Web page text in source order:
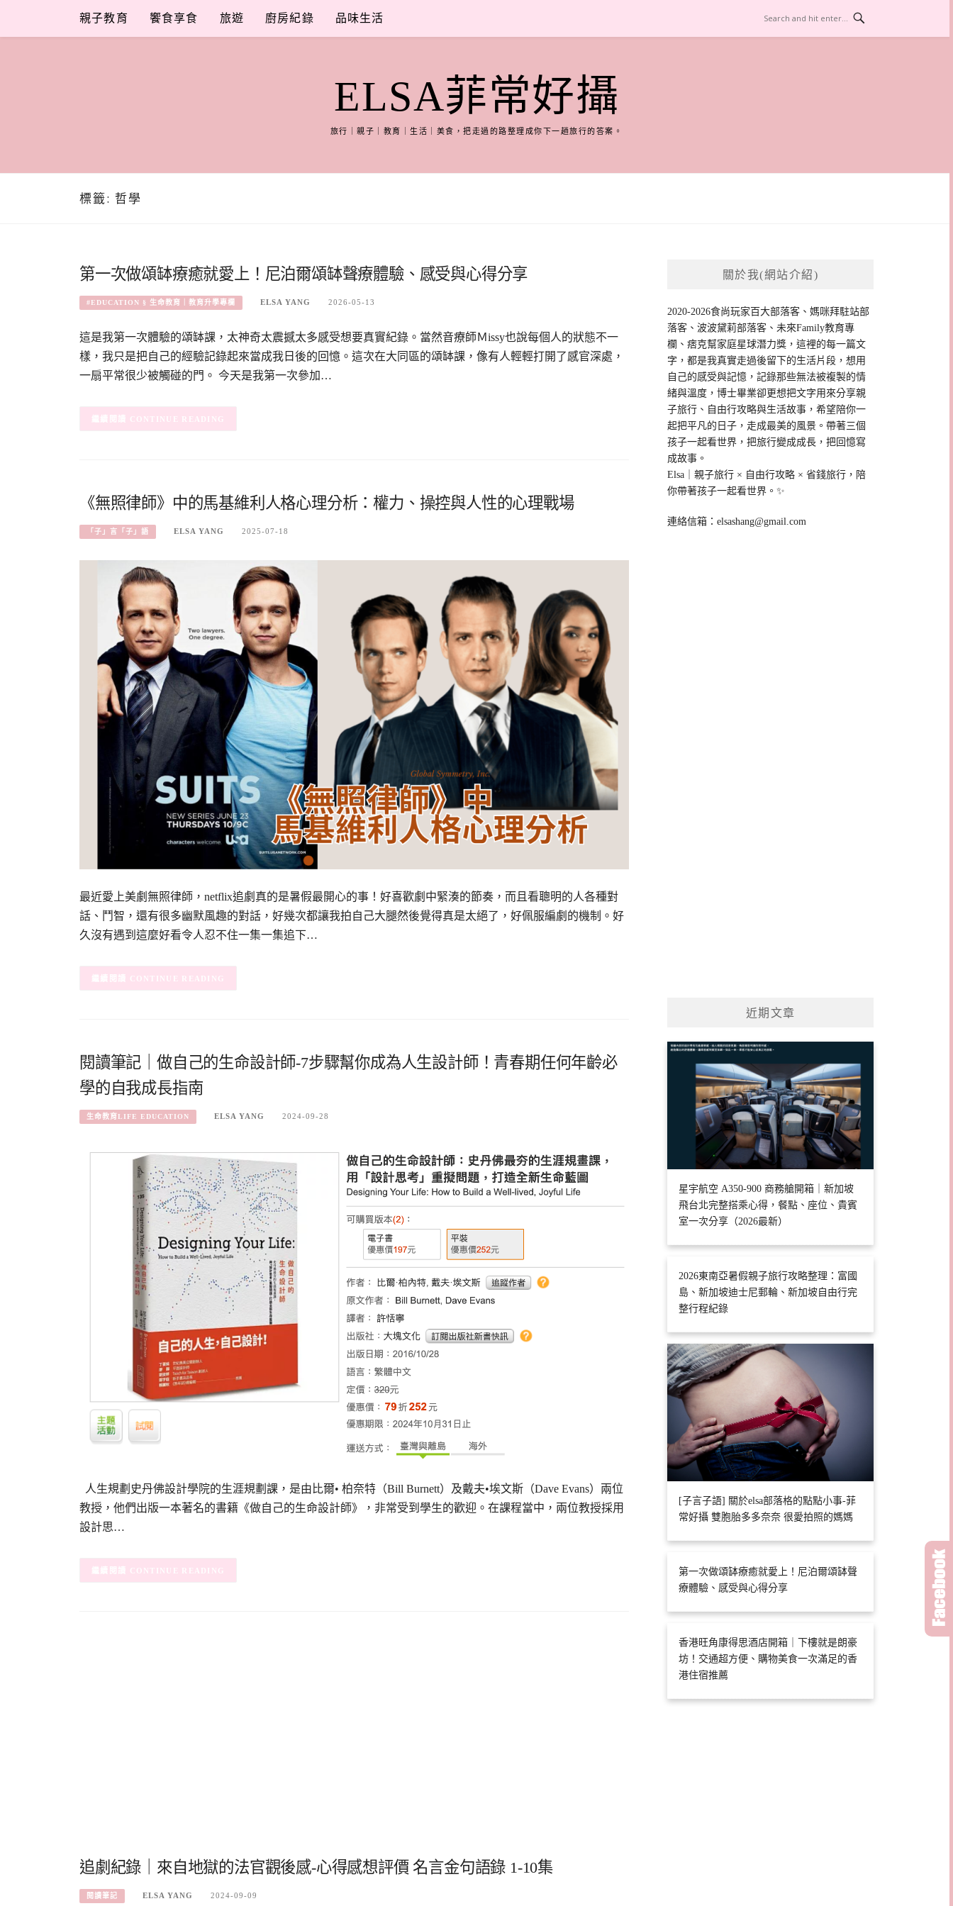
content
親子教育 饗食享食 旅遊 廚房紀錄 品味生活
ELSA菲常好攝
旅行｜親子｜教育｜生活｜美食，把走過的路整理成你下一趟旅行的答案。
標籤: 哲學
第一次做頌缽療癒就愛上！尼泊爾頌缽聲療體驗、感受與心得分享
#EDUCATION § 生命教育｜教育升學專欄 ELSA YANG 2026-05-13
這是我第一次體驗的頌缽課，太神奇太震撼太多感受想要真實紀錄。當然音療師Ｍissy也說每個人的狀態不一
樣，我只是把自己的經驗記錄起來當成我日後的回憶。這次在大同區的頌缽課，像有人輕輕打開了感官深處，
一扇平常很少被觸碰的門。 今天是我第一次參加…
CONTINUE READING
《無照律師》中的馬基維利人格心理分析：權力、操控與人性的心理戰場
「子」言「子」語 ELSA YANG 2025-07-18
最近愛上美劇無照律師，netflix追劇真的是暑假最開心的事！好喜歡劇中緊湊的節奏，而且看聰明的人各種對
話、鬥智，還有很多幽默風趣的對話，好幾次都讓我拍自己大腿然後覺得真是太絕了，好佩服編劇的機制。好
久沒有遇到這麼好看令人忍不住一集一集追下…
CONTINUE READING
閱讀筆記｜做自己的生命設計師-7步驟幫你成為人生設計師！青春期任何年齡必
學的自我成長指南
生命教育LIFE EDUCATION ELSA YANG 2024-09-28
人生規劃史丹佛設計學院的生涯規劃課，是由比爾• 柏奈特（Bill Burnett）及戴夫•埃文斯（Dave Evans）兩位
教授，他們出版一本著名的書籍《做自己的生命設計師》，非常受到學生的歡迎。在課程當中，兩位教授採用
設計思…
CONTINUE READING
追劇紀錄｜來自地獄的法官觀後感-心得感想評價 名言金句語錄 1-10集
閱讀筆記 ELSA YANG 2024-09-09
關於我(網站介紹)
2020-2026食尚玩家百大部落客、媽咪拜駐站部
落客、波波黛莉部落客、未來Family教育專
欄、痞克幫家庭星球潛力獎，這裡的每一篇文
字，都是我真實走過後留下的生活片段，想用
自己的感受與記憶，記錄那些無法被複製的情
緒與溫度，博士畢業卻更想把文字用來分享親
子旅行、自由行攻略與生活故事，希望陪你一
起把平凡的日子，走成最美的風景。帶著三個
孩子一起看世界，把旅行變成成長，把回憶寫
成故事。
Elsa｜親子旅行 × 自由行攻略 × 省錢旅行，陪
你帶著孩子一起看世界。✨
連絡信箱：elsashang@gmail.com
近期文章
星宇航空 A350-900 商務艙開箱｜新加坡
飛台北完整搭乘心得，餐點、座位、貴賓
室一次分享（2026最新）
2026東南亞暑假親子旅行攻略整理：富國
島、新加坡迪士尼郵輪、新加坡自由行完
整行程紀錄
[子言子語] 關於elsa部落格的點點小事-菲
常好攝 雙胞胎多多奈奈 很愛拍照的媽媽
第一次做頌缽療癒就愛上！尼泊爾頌缽聲
療體驗、感受與心得分享
香港旺角康得思酒店開箱｜下樓就是朗豪
坊！交通超方便、購物美食一次滿足的香
港住宿推薦